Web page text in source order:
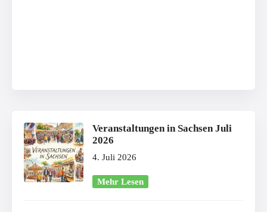
Veranstaltungen in Sachsen Juli
2026
4. Juli 2026
Mehr Lesen